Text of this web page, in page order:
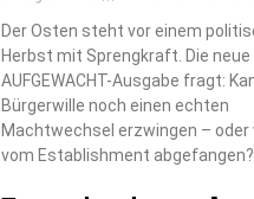
Der Osten steht vor einem
Herbst mit Sprengkraft. Die neue
AUFGEWACHT-Ausgabe fragt:
Bürgerwille noch einen echten
Machtwechsel erzwingen – oder
vom Establishment abgefangen?